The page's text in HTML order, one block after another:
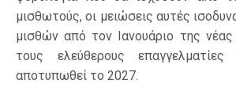
μισθωτούς, οι μειώσεις αυτές
μισθών από τον Ιανουάριο της
τους ελεύθερους
αποτυπωθεί το 2027.